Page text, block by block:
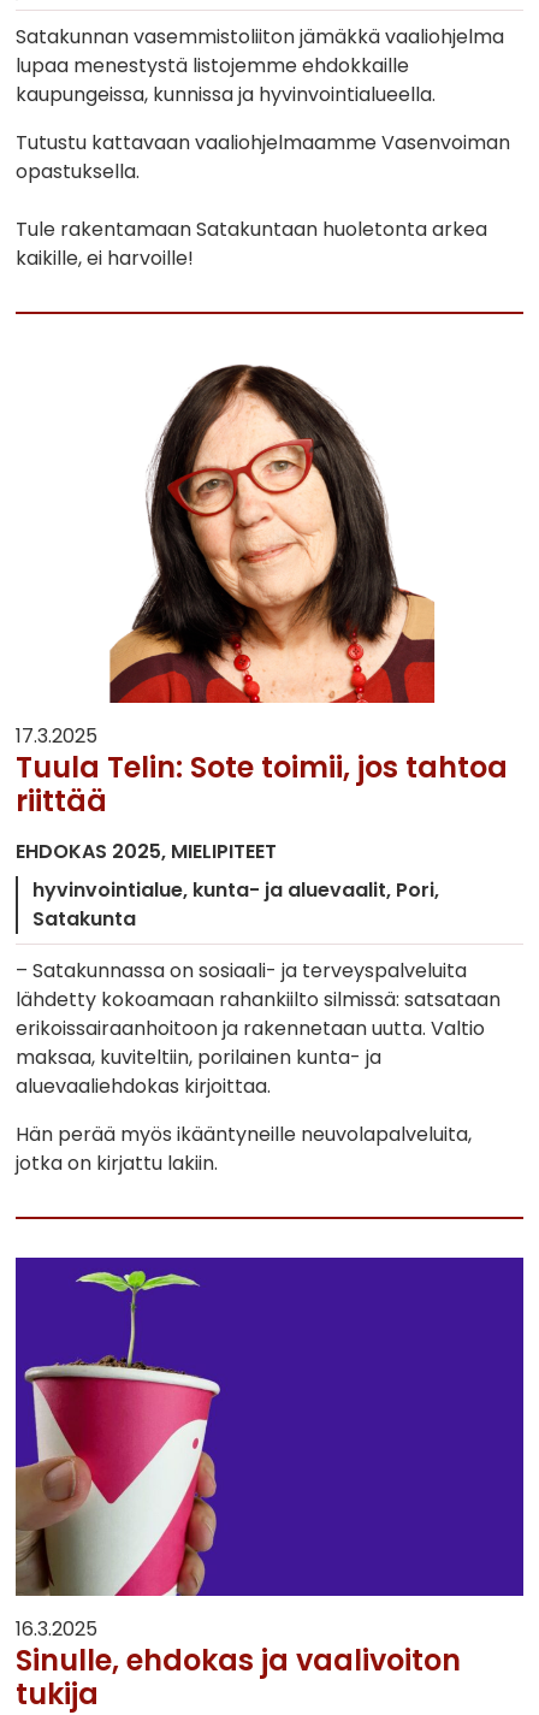
Satakunnan vasemmistoliiton jämäkkä vaaliohjelma
lupaa menestystä listojemme ehdokkaille
kaupungeissa, kunnissa ja hyvinvointialueella.
Tutustu kattavaan vaaliohjelmaamme Vasenvoiman
opastuksella.
Tule rakentamaan Satakuntaan huoletonta arkea
kaikille, ei harvoille!
17.3.2025
Tuula Telin: Sote toimii, jos tahtoa
riittää
EHDOKAS 2025 MIELIPITEET
hyvinvointialue kunta- ja aluevaalit Pori
Satakunta
– Satakunnassa on sosiaali- ja terveyspalveluita
lähdetty kokoamaan rahankiilto silmissä: satsataan
erikoissairaanhoitoon ja rakennetaan uutta. Valtio
maksaa, kuviteltiin, porilainen kunta- ja
aluevaaliehdokas kirjoittaa.
Hän perää myös ikääntyneille neuvolapalveluita,
jotka on kirjattu lakiin.
16.3.2025
Sinulle, ehdokas ja vaalivoiton
tukija